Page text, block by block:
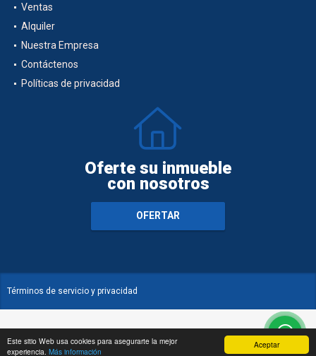
Aceptar
Este sitio Web usa cookies para asegurarte la mejor
experiencia. Más información
Ventas
Alquiler
Nuestra Empresa
Contáctenos
Políticas de privacidad
Oferte su inmueble
con nosotros
OFERTAR
Términos de servicio y privacidad